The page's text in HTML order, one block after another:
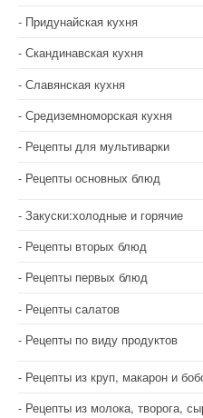
Придунайская кухня
Скандинавская кухня
Славянская кухня
Средиземноморская кухня
Рецепты для мультиварки
Рецепты основных блюд
Закуски:холодные и горячие
Рецепты вторых блюд
Рецепты первых блюд
Рецепты салатов
Рецепты по виду продуктов
Рецепты из круп, макарон и
Рецепты из молока, творога,